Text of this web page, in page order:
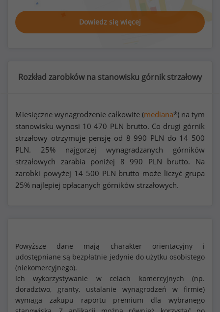
Dowiedz się więcej
Rozkład zarobków na stanowisku górnik strzałowy
Miesięczne wynagrodzenie całkowite (mediana*) na tym
stanowisku wynosi 10 470 PLN brutto. Co drugi górnik
strzałowy otrzymuje pensję od 8 990 PLN do 14 500
PLN. 25% najgorzej wynagradzanych górników
strzałowych zarabia poniżej 8 990 PLN brutto. Na
zarobki powyżej 14 500 PLN brutto może liczyć grupa
25% najlepiej opłacanych górników strzałowych.
Powyższe dane mają charakter orientacyjny i
udostępniane są bezpłatnie jedynie do użytku osobistego
(niekomercyjnego).
Ich wykorzystywanie w celach komercyjnych (np.
doradztwo, granty, ustalanie wynagrodzeń w firmie)
wymaga zakupu raportu premium dla wybranego